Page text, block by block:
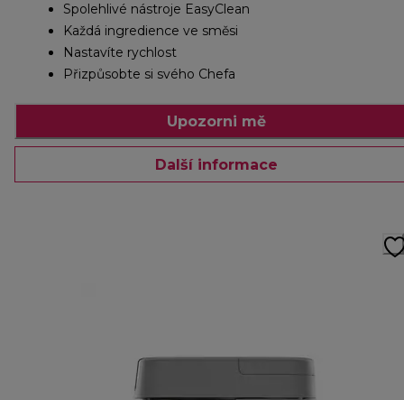
Spolehlivé nástroje EasyClean
Každá ingredience ve směsi
Nastavíte rychlost
Přizpůsobte si svého Chefa
Upozorni mě
Další informace